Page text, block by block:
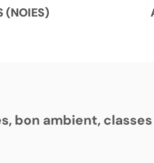
(NOIES)
bon ambient,